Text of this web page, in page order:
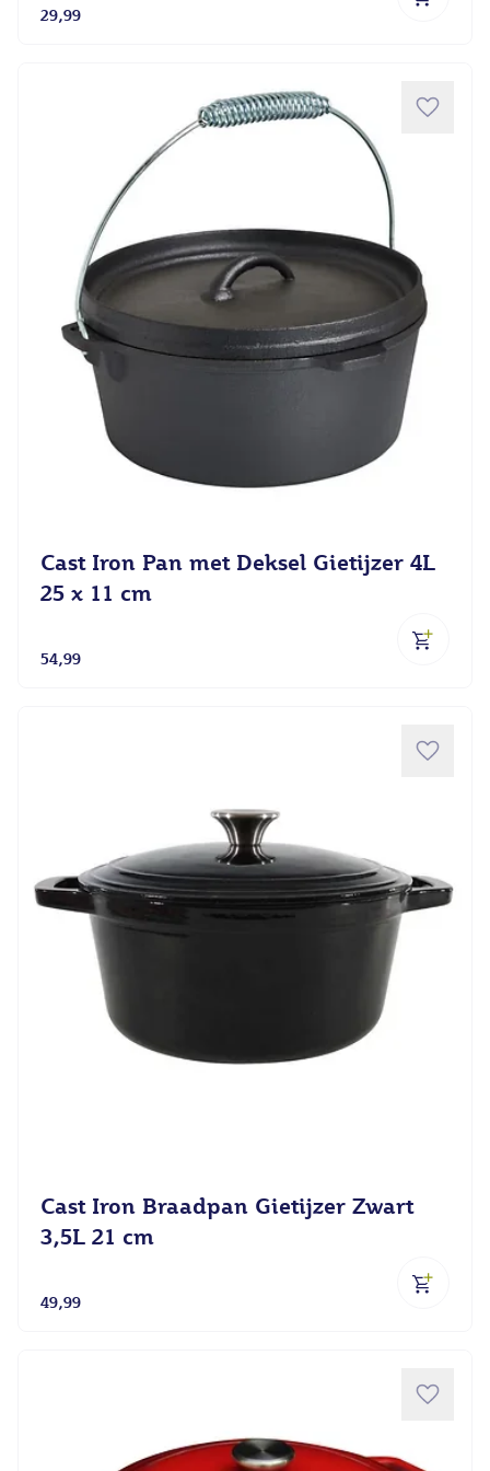
29,99
Cast Iron Pan met Deksel Gietijzer 4L
25 x 11 cm
54,99
Cast Iron Braadpan Gietijzer Zwart
3,5L 21 cm
49,99